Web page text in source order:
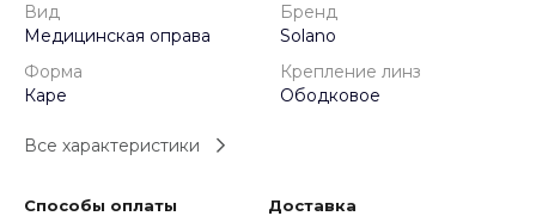
Вид
Медицинская оправа
Бренд
Solano
Форма
Каре
Крепление линз
Ободковое
Все характеристики
Способы оплаты Доставка